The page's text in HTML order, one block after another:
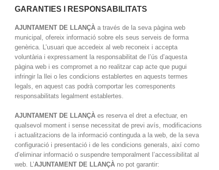
GARANTIES I RESPONSABILITATS
AJUNTAMENT DE LLANÇÀ a través de la seva pàgina web
municipal, ofereix informació sobre els seus serveis de forma
genèrica. L’usuari que accedeix al web reconeix i accepta
voluntària i expressament la responsabilitat de l’ús d’aquesta
pàgina web i es compromet a no realitzar cap acte que pugui
infringir la llei o les condicions establertes en aquests termes
legals, en aquest cas podrà comportar les corresponents
responsabilitats legalment establertes.
AJUNTAMENT DE LLANÇÀ es reserva el dret a efectuar, en
qualsevol moment i sense necessitat de previ avís, modificacions
i actualitzacions de la informació continguda a la web, de la seva
configuració i presentació i de les condicions generals, així como
d’eliminar informació o suspendre temporalment l’accessibilitat al
web. L’AJUNTAMENT DE LLANÇÀ no pot garantir: